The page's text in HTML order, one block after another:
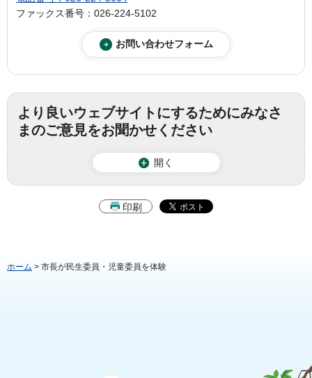
ファックス番号：026-224-5102
より良いウェブサイトにするためにみなさ
まのご意見をお聞かせください
開く
印刷
ホーム > 市長が民生委員・児童委員を体験